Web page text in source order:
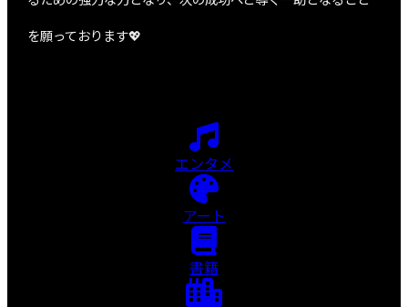
を願っております💖
エンタメ
アート
書籍